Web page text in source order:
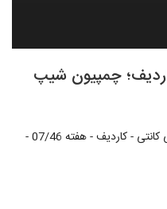
چمپیون شیپ
چمپیون شیپ انگلیس - خلاصه بازی دربی کانتی - کاردیف - هفته 07/46 -